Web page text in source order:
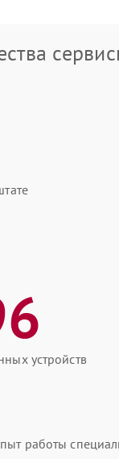
устройств
работы